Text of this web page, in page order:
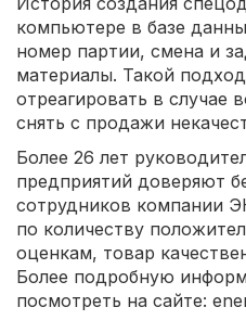
компьютере в базе
номер партии, смена и
материалы. Такой
отреагировать в случае
снять с продажи
Более 26 лет
предприятий доверяют
сотрудников компании
по количеству
оценкам, товар
Более подробную
посмотреть на сайте: